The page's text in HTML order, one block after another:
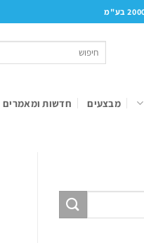
מבצעים חדשות ומאמרים